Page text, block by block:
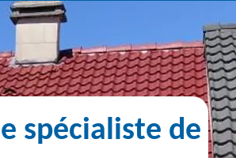
spécialiste de